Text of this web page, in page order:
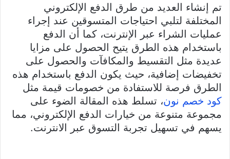
تم إنشاء العديد من طرق الدفع الإلكتروني
المختلفة لتلبي احتياجات المتسوقين عند إجراء
عمليات الشراء عبر الإنترنت، كما أن الدفع
باستخدام هذه الطرق يتيح الحصول على مزايا
عديدة مثل التقسيط والمكافآت والحصول على
تخفيضات إضافية، حيث يكون الدفع باستخدام هذه
الطرق فرصة للاستفادة من خصومات قيمة مثل
كود خصم نون، تسلط هذه المقالة الضوء على
مجموعة متنوعة من خيارات الدفع الإلكتروني، مما
يسهم في تسهيل تجربة التسوق عبر الانترنت.